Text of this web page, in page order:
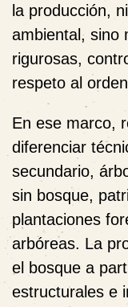
la producción,
ambiental, sino
rigurosas,
respeto al
En ese marco,
diferenciar
secundario,
sin bosque,
plantaciones
arbóreas. La
el bosque a
estructurales e